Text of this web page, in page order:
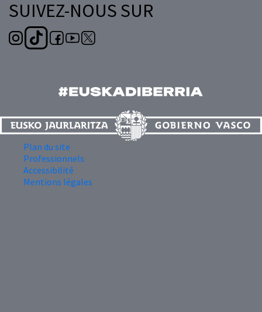
SUIVEZ-NOUS SUR
Plan du site
Professionnels
Accessibilité
Mentions légales